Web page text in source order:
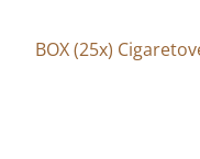
BOX (25x)